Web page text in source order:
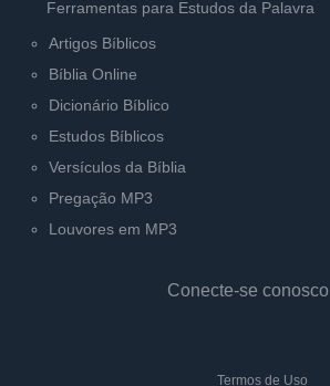
Ferramentas para Estudos da Palavra
Artigos Bíblicos
Bíblia Online
Dicionário Bíblico
Estudos Bíblicos
Versículos da Bíblia
Pregação MP3
Louvores em MP3
Conecte-se conosco
Termos de Uso